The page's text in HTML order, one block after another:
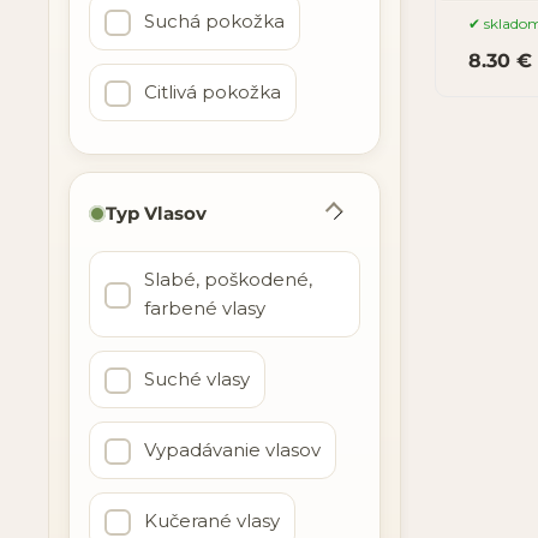
Suchá pokožka
Citlivá pokožka
Typ Vlasov
Slabé, poškodené,
farbené vlasy
Suché vlasy
Vypadávanie vlasov
Kučerané vlasy
8.30 €